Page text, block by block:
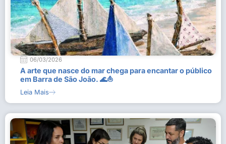
06/03/2026
A arte que nasce do mar chega para encantar o público
em Barra de São João. 🌊⛵
Leia Mais